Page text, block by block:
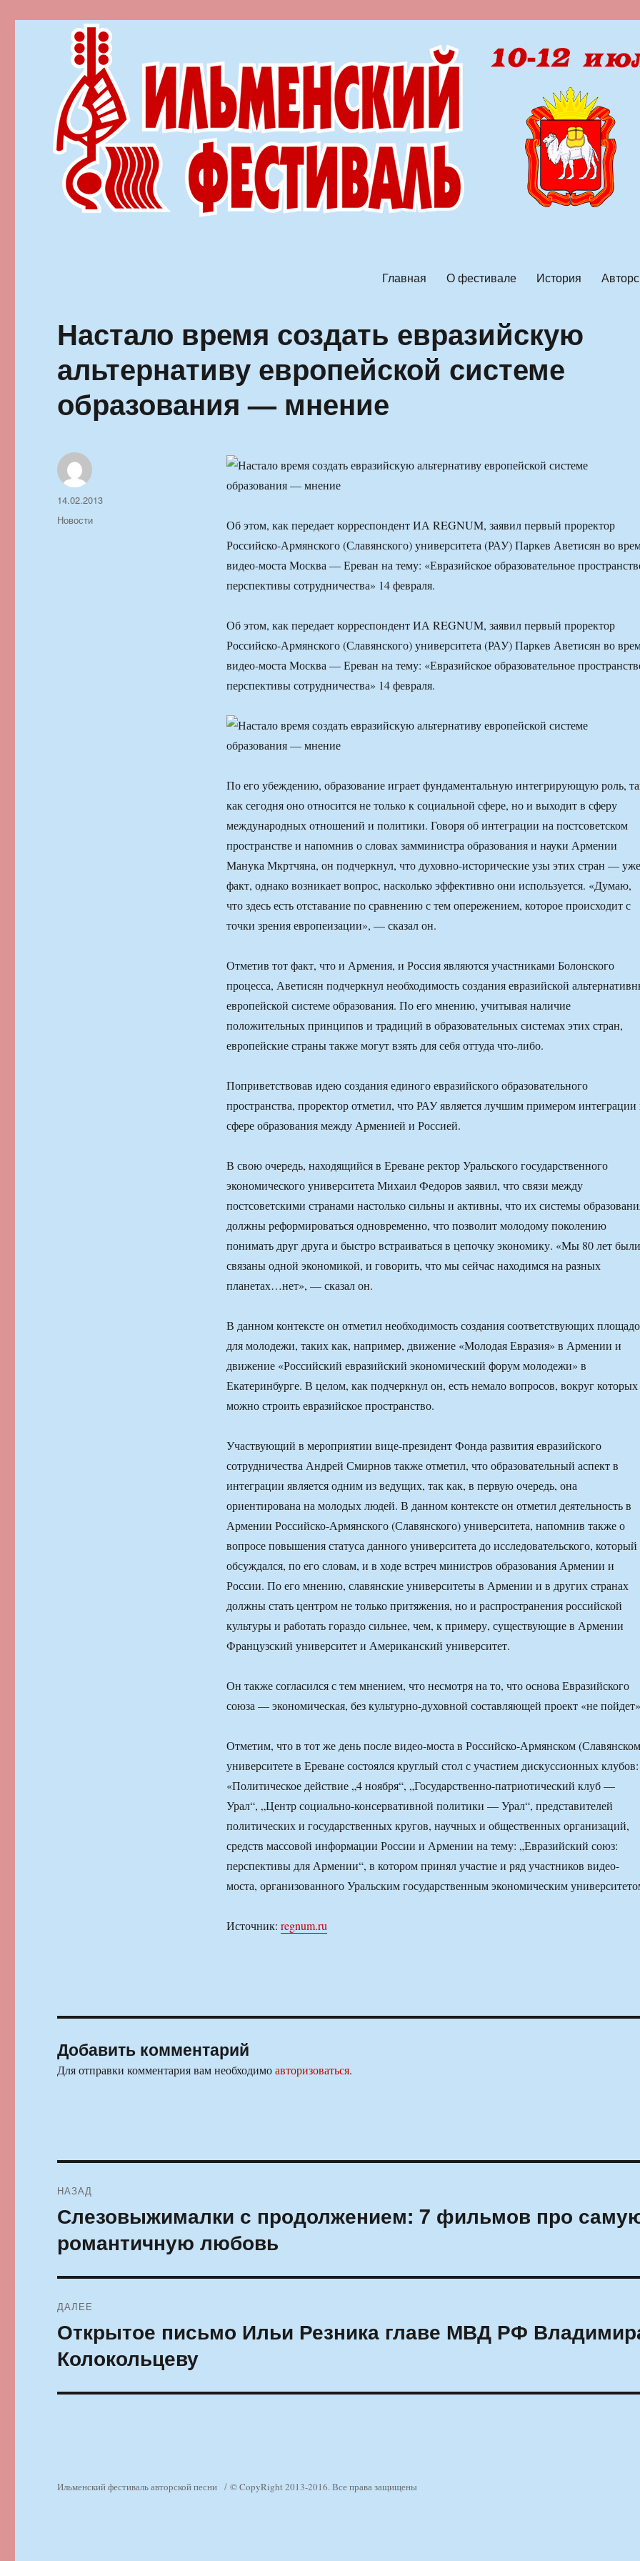
Главная О фестивале История
Настало время создать евразийскую
альтернативу европейской системе
образования — мнение
Об этом, как передает корреспондент ИА REGNUM, заявил первый проректор
Российско-Армянского (Славянского) университета (РАУ) Паркев Аветисян во
видео-моста Москва — Ереван на тему: «Евразийское образовательное
перспективы сотрудничества» 14 февраля.
Об этом, как передает корреспондент ИА REGNUM, заявил первый проректор
Российско-Армянского (Славянского) университета (РАУ) Паркев Аветисян во
видео-моста Москва — Ереван на тему: «Евразийское образовательное
перспективы сотрудничества» 14 февраля.
По его убеждению, образование играет фундаментальную интегрирующую роль,
как сегодня оно относится не только к социальной сфере, но и выходит в сферу
международных отношений и политики. Говоря об интеграции на постсоветском
пространстве и напомнив о словах замминистра образования и науки Армении
Манука Мкртчяна, он подчеркнул, что духовно-исторические узы этих стран — уже
факт, однако возникает вопрос, насколько эффективно они используется. «Думаю,
что здесь есть отставание по сравнению с тем опережением, которое происходит с
точки зрения европеизации», — сказал он.
Отметив тот факт, что и Армения, и Россия являются участниками Болонского
процесса, Аветисян подчеркнул необходимость создания евразийской
европейской системе образования. По его мнению, учитывая наличие
положительных принципов и традиций в образовательных системах этих стран,
европейские страны также могут взять для себя оттуда что-либо.
Поприветствовав идею создания единого евразийского образовательного
пространства, проректор отметил, что РАУ является лучшим примером интеграции
сфере образования между Арменией и Россией.
В свою очередь, находящийся в Ереване ректор Уральского государственного
экономического университета Михаил Федоров заявил, что связи между
постсоветскими странами настолько сильны и активны, что их системы
должны реформироваться одновременно, что позволит молодому поколению
понимать друг друга и быстро встраиваться в цепочку экономику. «Мы 80 лет были
связаны одной экономикой, и говорить, что мы сейчас находимся на разных
планетах…нет», — сказал он.
В данном контексте он отметил необходимость создания соответствующих
для молодежи, таких как, например, движение «Молодая Евразия» в Армении и
движение «Российский евразийский экономический форум молодежи» в
Екатеринбурге. В целом, как подчеркнул он, есть немало вопросов, вокруг которых
можно строить евразийское пространство.
Участвующий в мероприятии вице-президент Фонда развития евразийского
сотрудничества Андрей Смирнов также отметил, что образовательный аспект в
интеграции является одним из ведущих, так как, в первую очередь, она
ориентирована на молодых людей. В данном контексте он отметил деятельность в
Армении Российско-Армянского (Славянского) университета, напомнив также о
вопросе повышения статуса данного университета до исследовательского, который
обсуждался, по его словам, и в ходе встреч министров образования Армении и
России. По его мнению, славянские университеты в Армении и в других странах
должны стать центром не только притяжения, но и распространения российской
культуры и работать гораздо сильнее, чем, к примеру, существующие в Армении
Французский университет и Американский университет.
Он также согласился с тем мнением, что несмотря на то, что основа Евразийского
союза — экономическая, без культурно-духовной составляющей проект «не
Отметим, что в тот же день после видео-моста в Российско-Армянском
университете в Ереване состоялся круглый стол с участием дискуссионных клубов:
«Политическое действие „4 ноября“, „Государственно-патриотический клуб —
Урал“, „Центр социально-консервативной политики — Урал“, представителей
политических и государственных кругов, научных и общественных организаций,
средств массовой информации России и Армении на тему: „Евразийский союз:
перспективы для Армении“, в котором принял участие и ряд участников видео-
моста, организованного Уральским государственным экономическим
Источник: regnum.ru
Автор
Опубликовано
14.02.2013
Рубрики
Новости
Добавить комментарий
Для отправки комментария вам необходимоавторизоваться.
по
записям
НАЗАД
Предыдущая
Слезовыжималки с продолжением: 7 фильмов про
романтичную любовь
ДАЛЕЕ
Следующая
запись:
Открытое письмо Ильи Резника главе МВД РФ
Колокольцеву
Ильменский фестиваль авторской песни © CopyRight 2013-2016. Все права защищены